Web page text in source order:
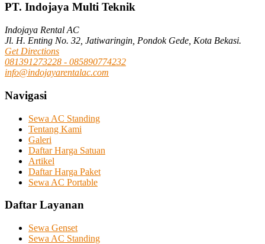
PT. Indojaya Multi Teknik
Indojaya Rental AC
Jl. H. Enting No. 32, Jatiwaringin, Pondok Gede, Kota Bekasi.
Get Directions
081391273228 - 085890774232
info@indojayarentalac.com
Navigasi
Sewa AC Standing
Tentang Kami
Galeri
Daftar Harga Satuan
Artikel
Daftar Harga Paket
Sewa AC Portable
Daftar Layanan
Sewa Genset
Sewa AC Standing